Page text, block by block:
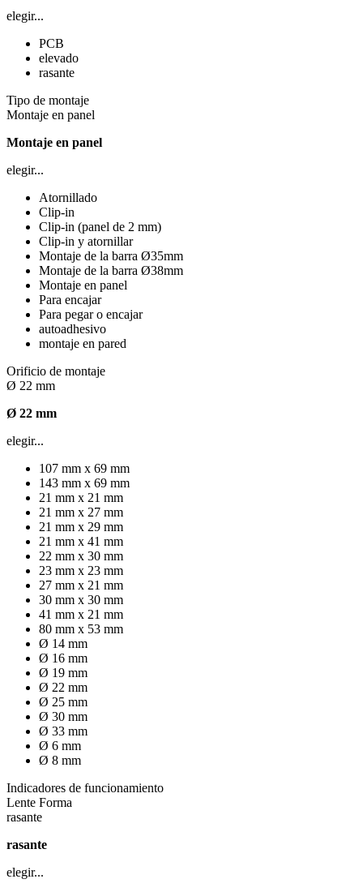
elegir...
PCB
elevado
rasante
Tipo de montaje
Montaje en panel
Montaje en panel
elegir...
Atornillado
Clip-in
Clip-in (panel de 2 mm)
Clip-in y atornillar
Montaje de la barra Ø35mm
Montaje de la barra Ø38mm
Montaje en panel
Para encajar
Para pegar o encajar
autoadhesivo
montaje en pared
Orificio de montaje
Ø 22 mm
Ø 22 mm
elegir...
107 mm x 69 mm
143 mm x 69 mm
21 mm x 21 mm
21 mm x 27 mm
21 mm x 29 mm
21 mm x 41 mm
22 mm x 30 mm
23 mm x 23 mm
27 mm x 21 mm
30 mm x 30 mm
41 mm x 21 mm
80 mm x 53 mm
Ø 14 mm
Ø 16 mm
Ø 19 mm
Ø 22 mm
Ø 25 mm
Ø 30 mm
Ø 33 mm
Ø 6 mm
Ø 8 mm
Indicadores de funcionamiento
Lente Forma
rasante
rasante
elegir...